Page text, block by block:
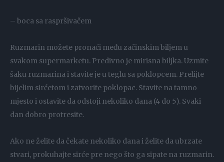
– boca sa raspršivačem
Ruzmarin možete pronaći među začinskim biljem u
svakom supermarketu. Predivno je mirisna biljka. Uzmite
šaku ruzmarina i stavite je u teglu sa poklopcem. Prelijte
bijelim sirćetom i zatvorite poklopac. Stavite na tamno
mjesto i ostavite da odstoji nekoliko dana (4 do 5). Svaki
dan dobro protresite.
Ako ne želite da čekate nekoliko dana i želite da ubrzate
stvari, prokuhajte sirće pre nego što ga sipate na ruzmarin.